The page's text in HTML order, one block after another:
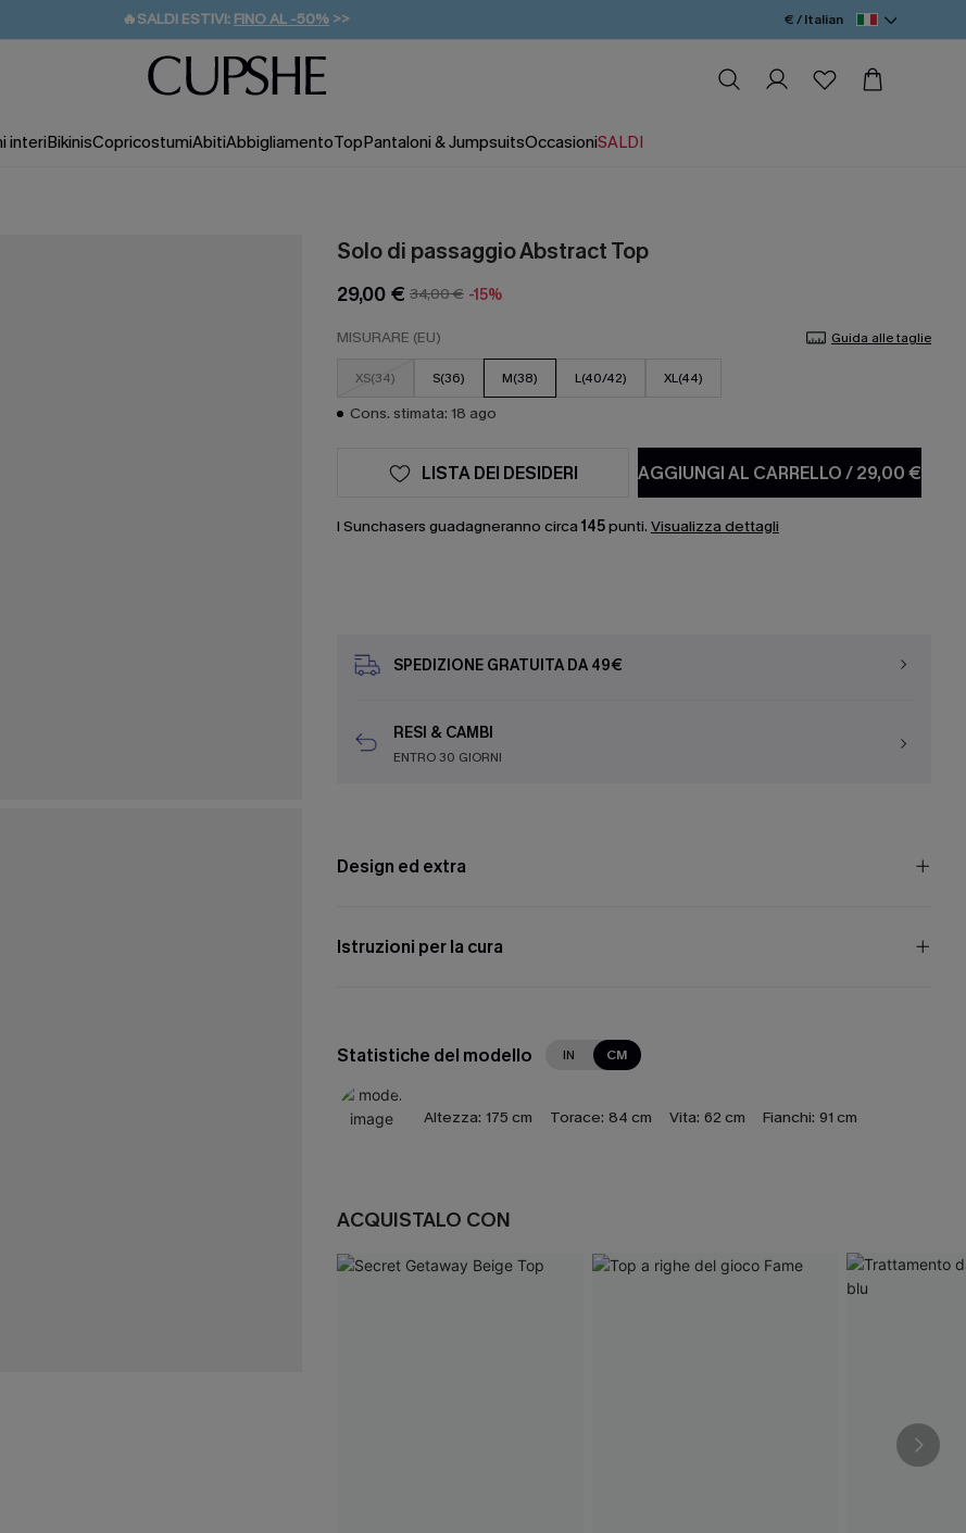
🔥SALDI ESTIVI: FINO AL -50% >>
🚚SPEDIZIONE GRATUITA DA 49€
💌REGALO PER I NUOVI: 20% DI SCONTO*
€ / Italian
interiBikinisCopricostumiAbitiAbbigliamentoTopPantaloni & JumpsuitsOccasioniSALDI
Solo di passaggio Abstract Top
29,00 € 34,00 € -15%
MISURARE (EU) Guida alle taglie
XS(34) S(36) M(38) L(40/42) XL(44)
Cons. stimata: 18 ago
AGGIUNGI AL CARRELLO/29,00 €
LISTA DEI DESIDERI
I Sunchasers guadagneranno circa 145punti. Visualizza dettagli
SPEDIZIONE GRATUITA DA 49€
RESI & CAMBI
ENTRO 30 GIORNI
Design ed extra
Istruzioni per la cura
Statistiche del modello IN CM
Altezza: 175 cm Torace: 84 cm Vita: 62 cm Fianchi: 91 cm
ACQUISTALO CON